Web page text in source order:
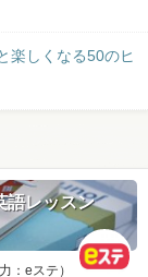
楽しくなる50のヒ
語レッスン
：eステ）